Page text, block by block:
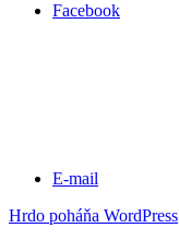
Facebook
E-mail
Hrdo poháňa WordPress